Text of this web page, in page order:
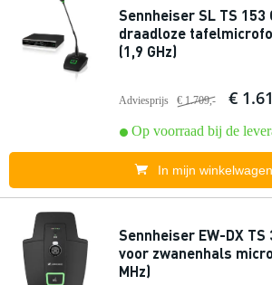
Sennheiser SL TS 153
draadloze
(1,9 GHz)
Adviesprijs € 1.709,- €
Op voorraad bij de
In mijn winkelwagen
Sennheiser EW-DX
voor zwanenhals
MHz)